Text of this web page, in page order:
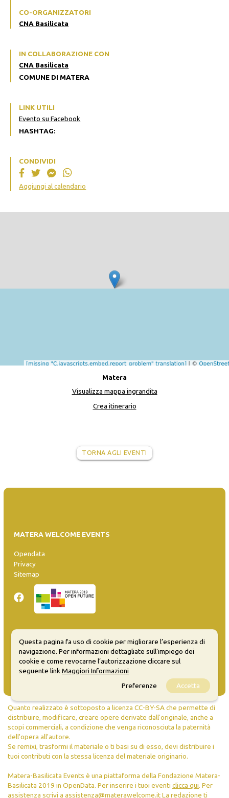
CO-ORGANIZZATORI
CNA Basilicata
IN COLLABORAZIONE CON
CNA Basilicata
COMUNE DI MATERA
LINK UTILI
Evento su Facebook
HASHTAG:
CONDIVIDI
Aggiungi al calendario
Matera
Visualizza mappa ingrandita
Crea itinerario
TORNA AGLI EVENTI
MATERA WELCOME EVENTS
Opendata
Privacy
Sitemap
Inserisci evento
Guida
FAQ
info@materaevents.it
Quanto realizzato è sottoposto a licenza CC-BY-SA che permette di
distribuire, modificare, creare opere derivate dall'originale, anche a
scopi commerciali, a condizione che venga riconosciuta la paternità
dell'opera all'autore.
Se remixi, trasformi il materiale o ti basi su di esso, devi distribuire i
tuoi contributi con la stessa licenza del materiale originario.
Matera-Basilicata Events è una piattaforma della Fondazione Matera-
Basilicata 2019 in OpenData. Per inserire i tuoi eventi clicca qui. Per
assistenza scrivi a assistenza@materawelcome.itLa redazione ti
Questa pagina fa uso di cookie per migliorare l’esperienza di
navigazione. Per informazioni dettagliate sull’impiego dei
cookie e come revocarne l’autorizzazione cliccare sul
seguente linkMaggiori Informazioni
Preferenze
Accetta